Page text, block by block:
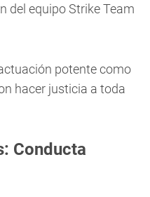
del equipo Strike Team
potente como
hacer justicia a toda
Conducta